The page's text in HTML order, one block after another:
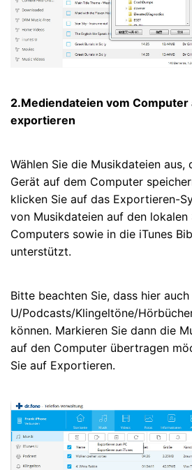
2.Mediendateien vom Computer
exportieren
Wählen Sie die Musikdateien aus,
Gerät auf dem Computer
klicken Sie auf das Exportieren-
von Musikdateien auf den lokalen
Computers sowie in die iTunes
unterstützt.
Bitte beachten Sie, dass hier auch
U/Podcasts/Klingeltöne/
können. Markieren Sie dann die
auf den Computer übertragen
Sie auf Exportieren.